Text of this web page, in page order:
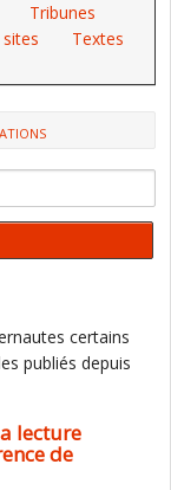
Tribunes
Textes
certains
publiés depuis
lecture
de